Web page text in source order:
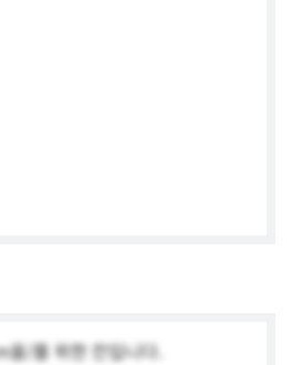
/를 위한 칸입니다.